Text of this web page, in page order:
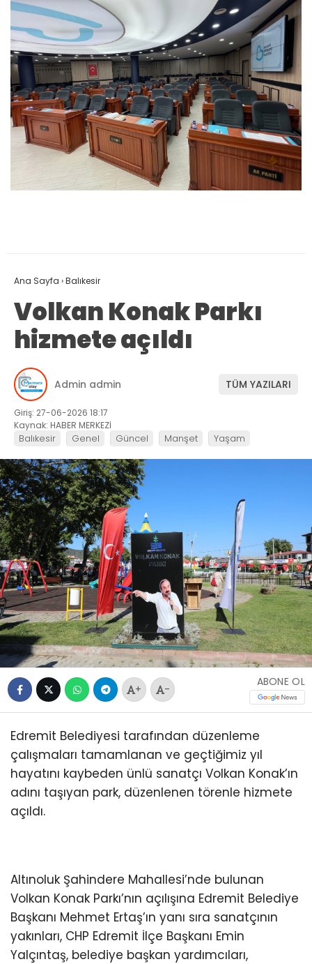
Ana Sayfa ›Balıkesir
Volkan Konak Parkı
hizmete açıldı
Admin admin TÜM YAZILARI
Giriş: 27-06-2026 18:17
Kaynak: HABER MERKEZİ
Balıkesir Genel Güncel Manşet Yaşam
+ -
ABONE OL
Edremit Belediyesi tarafından düzenleme
çalışmaları tamamlanan ve geçtiğimiz yıl
hayatını kaybeden ünlü sanatçı Volkan Konak’ın
adını taşıyan park, düzenlenen törenle hizmete
açıldı.
Altınoluk Şahindere Mahallesi’nde bulunan
Volkan Konak Parkı’nın açılışına Edremit Belediye
Başkanı Mehmet Ertaş’ın yanı sıra sanatçının
yakınları, CHP Edremit İlçe Başkanı Emin
Yalçıntaş, belediye başkan yardımcıları,